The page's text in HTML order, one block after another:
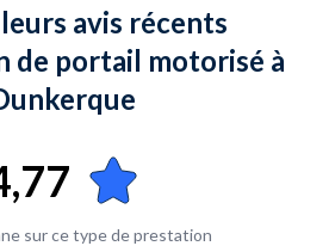
avis récents
de portail motorisé à
sur ce type de prestation